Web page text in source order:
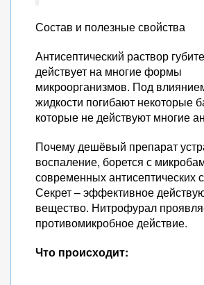
Состав и полезные свойства
Антисептический раствор
действует на многие формы
микроорганизмов. Под
жидкости погибают некоторые
которые не действуют многие
Почему дешёвый препарат
воспаление, борется с
современных антисептических
Секрет – эффективное
вещество. Нитрофурал
противомикробное действие.
Что происходит: